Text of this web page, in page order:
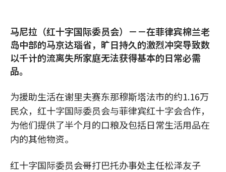
马尼拉（红十字国际委员会）－－在菲律宾棉兰老
岛中部的马京达瑙省，旷日持久的激烈冲突导致数
以千计的流离失所家庭无法获得基本的日常必需
品。
为援助生活在谢里夫赛东那穆斯塔法市的约1.16万
民众，红十字国际委员会与菲律宾红十字会合作，
为他们提供了半个月的口粮及包括日常生活用品在
内的其他物资。
红十字国际委员会哥打巴托办事处主任松泽友子